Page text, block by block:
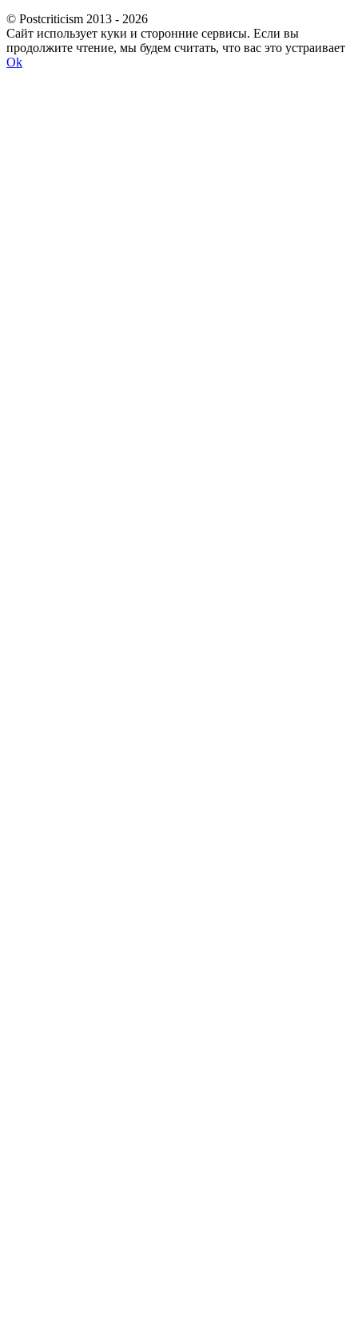
© Postcriticism 2013 - 2026
Сайт использует куки и сторонние сервисы. Если вы
продолжите чтение, мы будем считать, что вас это устраивает
Ok